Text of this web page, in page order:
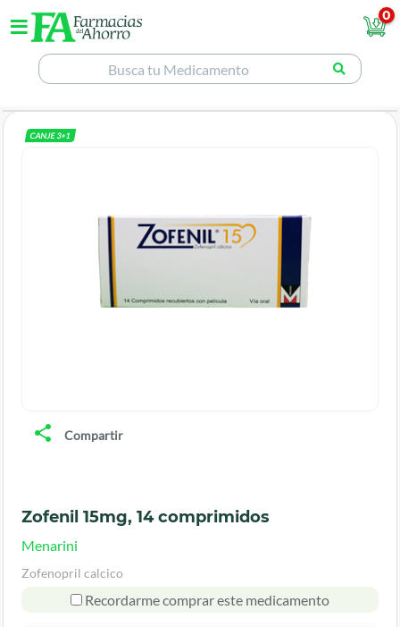
0
CANJE3+1
Compartir
Zofenil 15mg, 14 comprimidos
Menarini
Zofenopril calcico
Recordarme comprar este medicamento